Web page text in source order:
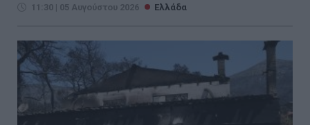
11:30 | 05 Αυγούστου 2026 Ελλάδα